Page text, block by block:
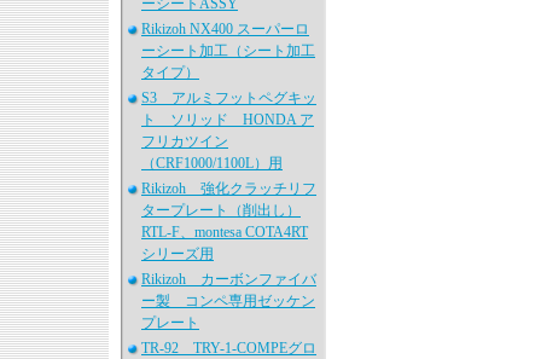
ーシートASSY
Rikizoh NX400 スーパーロ
ーシート加工（シート加工
タイプ）
S3 アルミフットペグキッ
ト ソリッド HONDA ア
フリカツイン
（CRF1000/1100L）用
Rikizoh 強化クラッチリフ
タープレート（削出し）
RTL-F、montesa COTA4RT
シリーズ用
Rikizoh カーボンファイバ
ー製 コンペ専用ゼッケン
プレート
TR-92 TRY-1-COMPEグロ